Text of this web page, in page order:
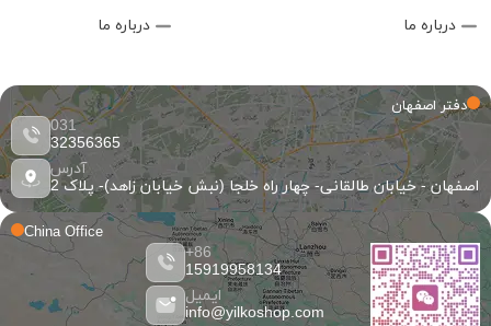
درباره ما
درباره ما
China Office
86+
15919958134
ایمیل
info@yilkoshop.com
دفتر اصفهان
031
32356365
آدرس
اصفهان - خیابان طالقانی- چهار راه خلجا (نبش خیابان زاهد)- پلاک 2